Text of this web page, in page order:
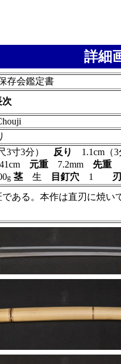
詳細
存会鑑定書
3寸3分） 反り 1.1cm（
元重 7.2mm 先重
g 茎 生 目釘穴 1
ある。本作は直刃に焼い